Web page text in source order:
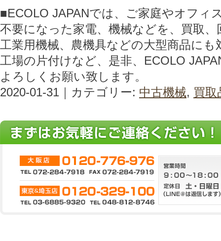
■ECOLO JAPANでは、ご家庭やオフィ
不要になった家電、機械などを、買取
工業用機械、農機具などの大型商品にも
工場の片付けなど、是非、ECOLO
よろしくお願い致します。
2020-01-31｜カテゴリー: 中古機械, 買取